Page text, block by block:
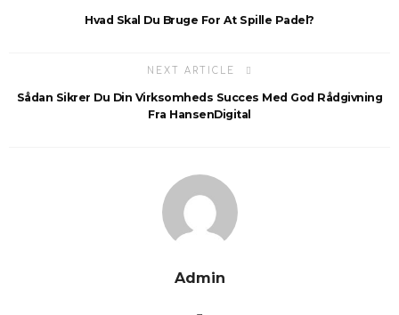
Hvad Skal Du Bruge For At Spille Padel?
NEXT ARTICLE
Sådan Sikrer Du Din Virksomheds Succes Med God Rådgivning
Fra HansenDigital
Admin